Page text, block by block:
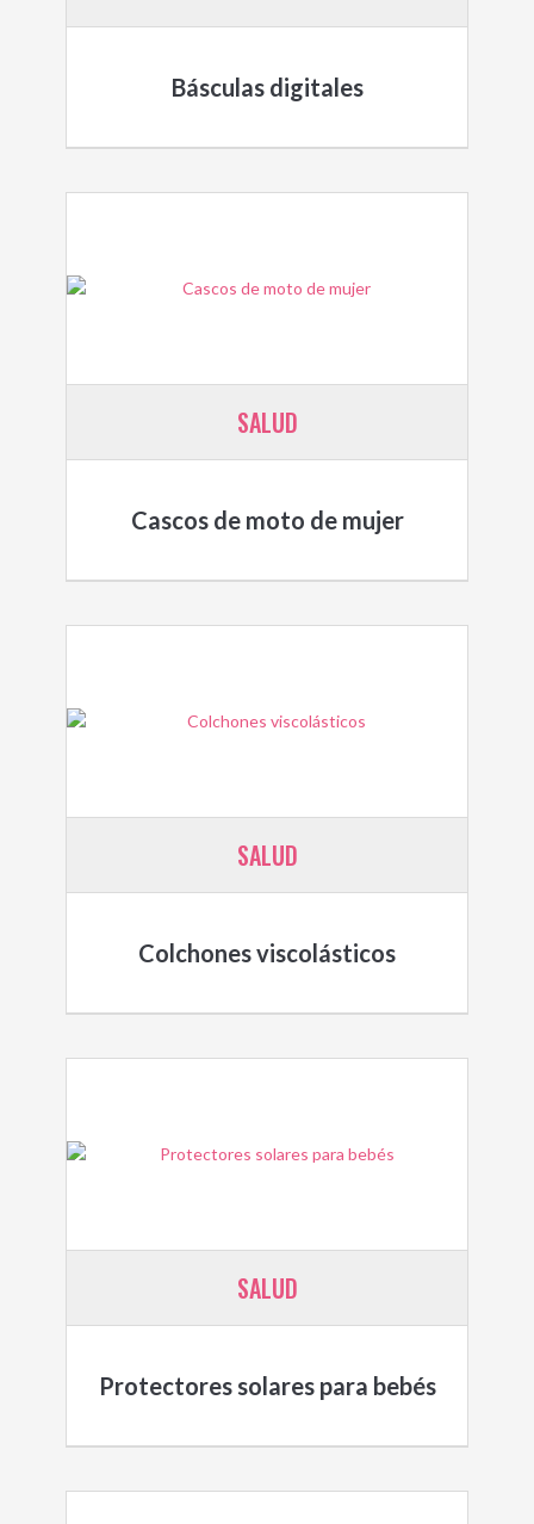
Básculas digitales
SALUD
Cascos de moto de mujer
SALUD
Colchones viscolásticos
SALUD
Protectores solares para bebés